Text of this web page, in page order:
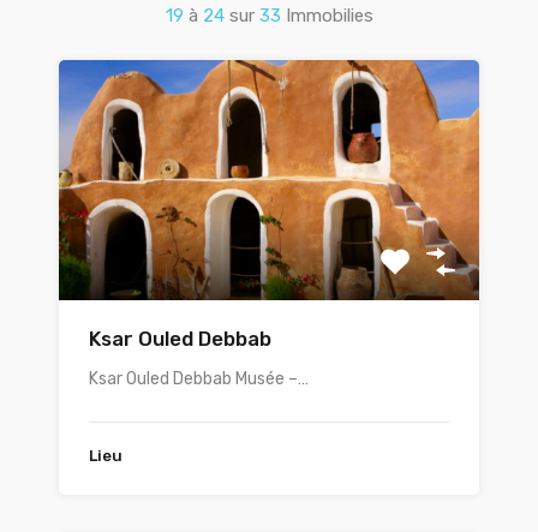
19 à 24 sur 33 Immobilies
Ksar Ouled Debbab
Ksar Ouled Debbab Musée –…
Lieu